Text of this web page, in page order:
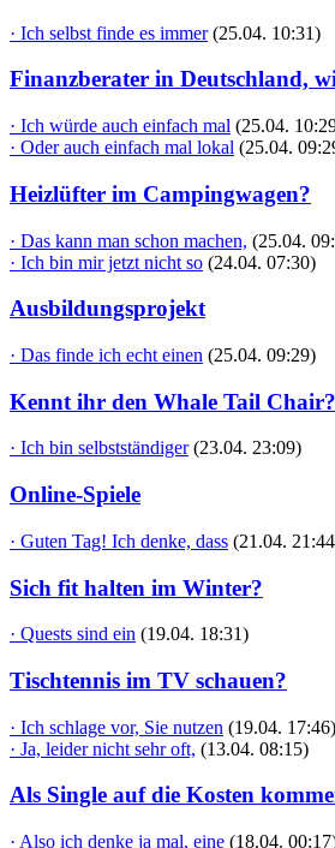
· Ich selbst finde es immer (25.04. 10:31)
Finanzberater in Deutschland,
· Ich würde auch einfach mal (25.04.
· Oder auch einfach mal lokal (25.04.
Heizlüfter im Campingwagen?
· Das kann man schon machen, (25.04.
· Ich bin mir jetzt nicht so (24.04. 07:30)
Ausbildungsprojekt
· Das finde ich echt einen (25.04. 09:29)
Kennt ihr den Whale Tail Chair?
· Ich bin selbstständiger (23.04. 23:09)
Online-Spiele
· Guten Tag! Ich denke, dass (21.04.
Sich fit halten im Winter?
· Quests sind ein (19.04. 18:31)
Tischtennis im TV schauen?
· Ich schlage vor, Sie nutzen (19.04. 17:46)
· Ja, leider nicht sehr oft, (13.04. 08:15)
Als Single auf die Kosten
· Also ich denke ja mal, eine (18.04.